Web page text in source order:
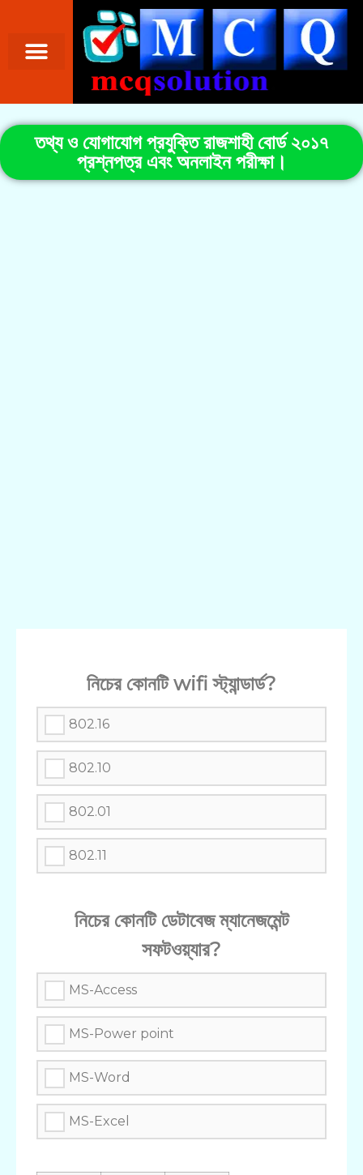
তথ্য ও যোগাযোগ প্রযুক্তি রাজশাহী বোর্ড ২০১৭
প্রশ্নপত্র এবং অনলাইন পরীক্ষা।
নিচের কোনটি wifi স্ট্যান্ডার্ড?
802.16
802.10
802.01
802.11
নিচের কোনটি ডেটাবেজ ম্যানেজমেন্ট
সফটওয়্যার?
MS-Access
MS-Power point
MS-Word
MS-Excel